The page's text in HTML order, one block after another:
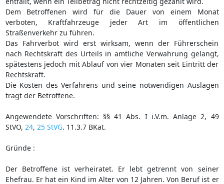
Dem Betroffenen wird für die Dauer von einem Monat
verboten, Kraftfahrzeuge jeder Art im öffentlichen
Straßenverkehr zu führen.
Das Fahrverbot wird erst wirksam, wenn der Führerschein
nach Rechtskraft des Urteils in amtliche Verwahrung gelangt,
spätestens jedoch mit Ablauf von vier Monaten seit Eintritt der
Rechtskraft.
Die Kosten des Verfahrens und seine notwendigen Auslagen
trägt der Betroffene.
Angewendete Vorschriften: §§ 41 Abs. I i.V.m. Anlage 2, 49
StVO, 24, 25 StVG. 11.3.7 BKat.
Gründe :
Der Betroffene ist verheiratet. Er lebt getrennt von seiner
Ehefrau. Er hat ein Kind im Alter von 12 Jahren. Von Beruf ist er